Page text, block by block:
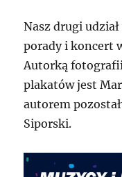
Nasz drugi
porady i koncert
Autorką
plakatów jest
autorem
Siporski.